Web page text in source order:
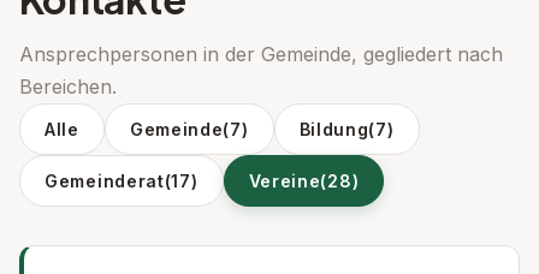
Ansprechpersonen in der Gemeinde, gegliedert nach
Bereichen.
Alle Gemeinde(7) Bildung(7)
Gemeinderat(17) Vereine(28)